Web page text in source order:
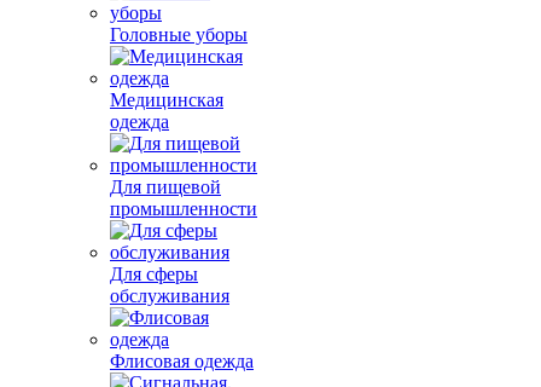
Головные уборы
Медицинская
одежда
Для пищевой
промышленности
Для сферы
обслуживания
Флисовая одежда